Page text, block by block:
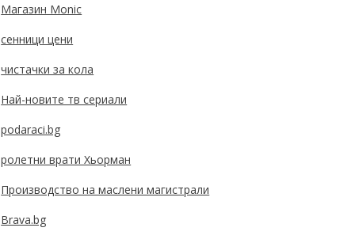
Магазин Monic
сенници цени
чистачки за кола
Най-новите тв сериали
podaraci.bg
ролетни врати Хьорман
Производство на маслени магистрали
Brava.bg